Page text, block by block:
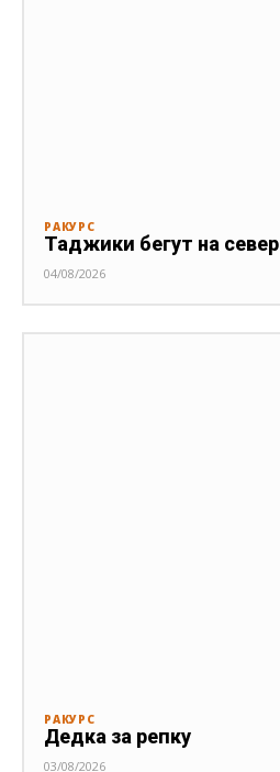
РАКУРС
Таджики бегут на север
04/08/2026
РАКУРС
Дедка за репку
03/08/2026